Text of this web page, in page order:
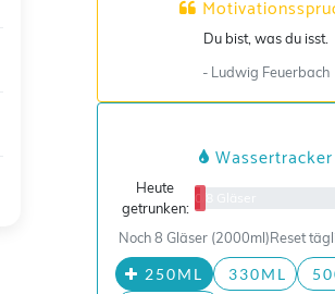
Du bist, was du isst.
- Ludwig Feuerbach
Wassertracker
Heute
getrunken:
0/8 Gläser
Noch 8 Gläser (2000ml)Reset
250ML 330ML